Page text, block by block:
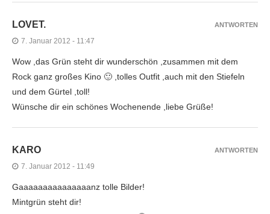
LOVET.
7. Januar 2012 - 11:47
Wow ,das Grün steht dir wunderschön ,zusammen mit dem
Rock ganz großes Kino 🙂 ,tolles Outfit ,auch mit den Stiefeln
und dem Gürtel ,toll!
Wünsche dir ein schönes Wochenende ,liebe Grüße!
ANTWORTEN
KARO
7. Januar 2012 - 11:49
Gaaaaaaaaaaaaaaanz tolle Bilder!
Mintgrün steht dir!
ANTWORTEN